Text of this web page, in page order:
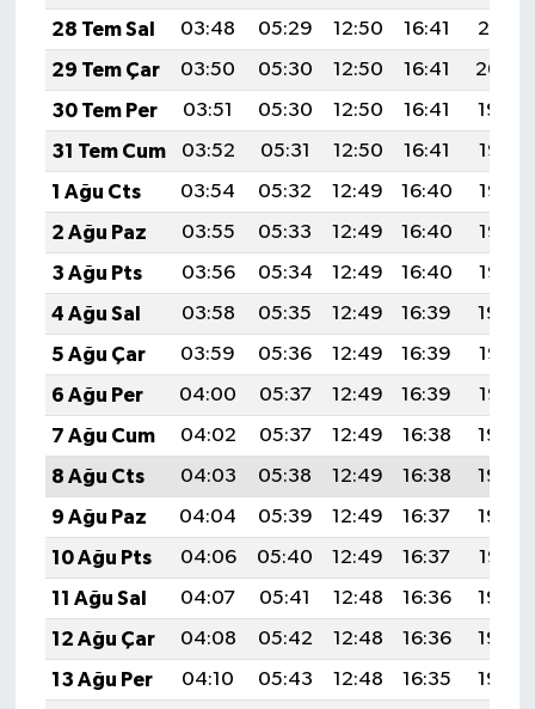
28 Tem Sal
03:48 05:29 12:50 16:41
20:01
29 Tem Çar
03:50 05:30 12:50 16:41
20:00
30 Tem Per
03:51 05:30 12:50 16:41
19:59
31 Tem Cum
03:52 05:31 12:50 16:41
19:58
1 Ağu Cts
03:54 05:32 12:49 16:40
19:57
2 Ağu Paz
03:55 05:33 12:49 16:40
19:56
3 Ağu Pts
03:56 05:34 12:49 16:40
19:55
4 Ağu Sal
03:58 05:35 12:49 16:39
19:54
5 Ağu Çar
03:59 05:36 12:49 16:39
19:53
6 Ağu Per
04:00 05:37 12:49 16:39
19:52
7 Ağu Cum
04:02 05:37 12:49 16:38
19:50
8 Ağu Cts
04:03 05:38 12:49 16:38
19:49
9 Ağu Paz
04:04 05:39 12:49 16:37
19:48
10 Ağu Pts
04:06 05:40 12:49 16:37
19:47
11 Ağu Sal
04:07 05:41 12:48 16:36
19:46
12 Ağu Çar
04:08 05:42 12:48 16:36
19:44
13 Ağu Per
04:10 05:43 12:48 16:35
19:43